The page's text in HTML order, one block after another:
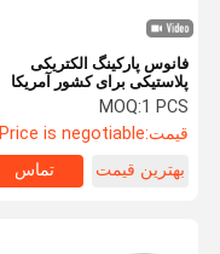
فانوس پارکینگ الکتریکی
پلاستیکی برای کشور آمریکا
MOQ:1 PCS
قیمت:Price is negotiable
بهترین قیمت
تماس